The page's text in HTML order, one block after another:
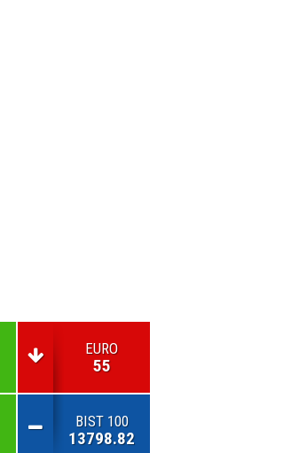
EURO
55
BIST 100
13798.82